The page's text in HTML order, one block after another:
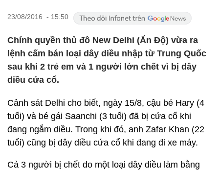
23/08/2016 - 15:50
Chính quyền thủ đô New Delhi (Ấn Độ) vừa ra
lệnh cấm bán loại dây diều nhập từ Trung Quốc
sau khi 2 trẻ em và 1 người lớn chết vì bị dây
diều cứa cổ.
Cảnh sát Delhi cho biết, ngày 15/8, cậu bé Hary (4
tuổi) và bé gái Saanchi (3 tuổi) đã bị cứa cổ khi
đang ngắm diều. Trong khi đó, anh Zafar Khan (22
tuổi) cũng bị dây diều cứa cổ khi đang đi xe máy.
Cả 3 người bị chết do một loại dây diều làm bằng